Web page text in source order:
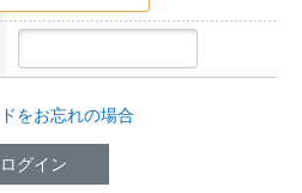
をお忘れの場合
ログイン